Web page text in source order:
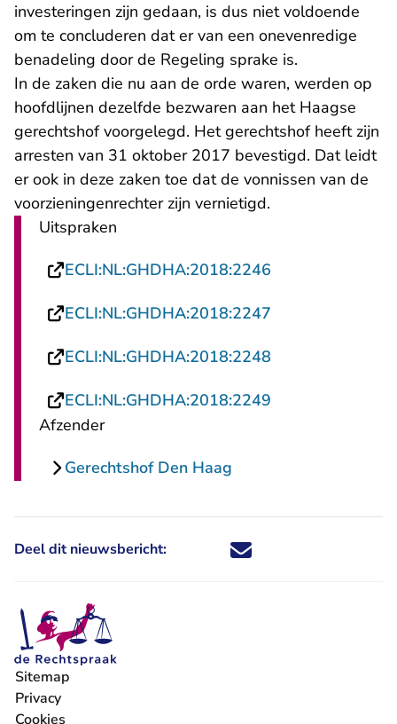
investeringen zijn gedaan, is dus niet voldoende
om te concluderen dat er van een onevenredige
benadeling door de Regeling sprake is.
In de zaken die nu aan de orde waren, werden op
hoofdlijnen dezelfde bezwaren aan het Haagse
gerechtshof voorgelegd. Het gerechtshof heeft zijn
arresten van 31 oktober 2017 bevestigd. Dat leidt
er ook in deze zaken toe dat de vonnissen van de
voorzieningenrechter zijn vernietigd.
Uitspraken
ECLI:NL:GHDHA:2018:2246
ECLI:NL:GHDHA:2018:2247
ECLI:NL:GHDHA:2018:2248
ECLI:NL:GHDHA:2018:2249
Afzender
Gerechtshof Den Haag
Deel dit nieuwsbericht: Deel dit nieuwsbericht via X -
Deel dit nieuwsbericht via
Deel dit nieuwsbericht
Deel dit
Sitemap
Privacy
Cookies